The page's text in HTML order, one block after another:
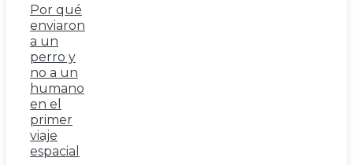
Por qué
enviaron
a un
perro y
no a un
humano
en el
primer
viaje
espacial